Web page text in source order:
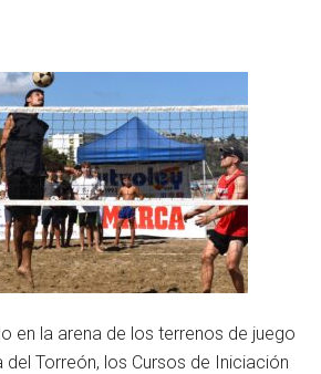
en la arena de los terrenos de juego
del Torreón, los Cursos de Iniciación